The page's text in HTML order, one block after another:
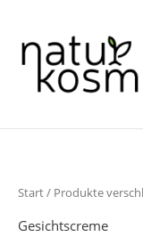
springen
Start/ Produkte
Gesichtscreme